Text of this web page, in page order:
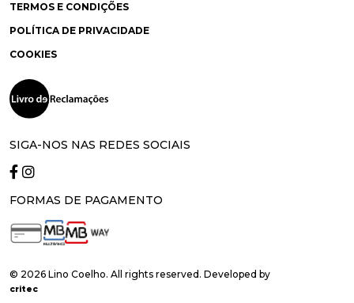
TERMOS E CONDIÇÕES
POLÍTICA DE PRIVACIDADE
COOKIES
SIGA-NOS NAS REDES SOCIAIS
FORMAS DE PAGAMENTO
© 2026 Lino Coelho. All rights reserved. Developed by
critec